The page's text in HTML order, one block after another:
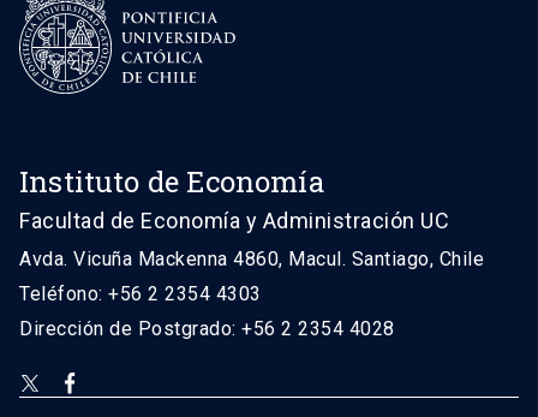
Instituto de Economía
Facultad de Economía y Administración UC
Avda. Vicuña Mackenna 4860, Macul. Santiago, Chile
Teléfono: +56 2 2354 4303
Dirección de Postgrado: +56 2 2354 4028